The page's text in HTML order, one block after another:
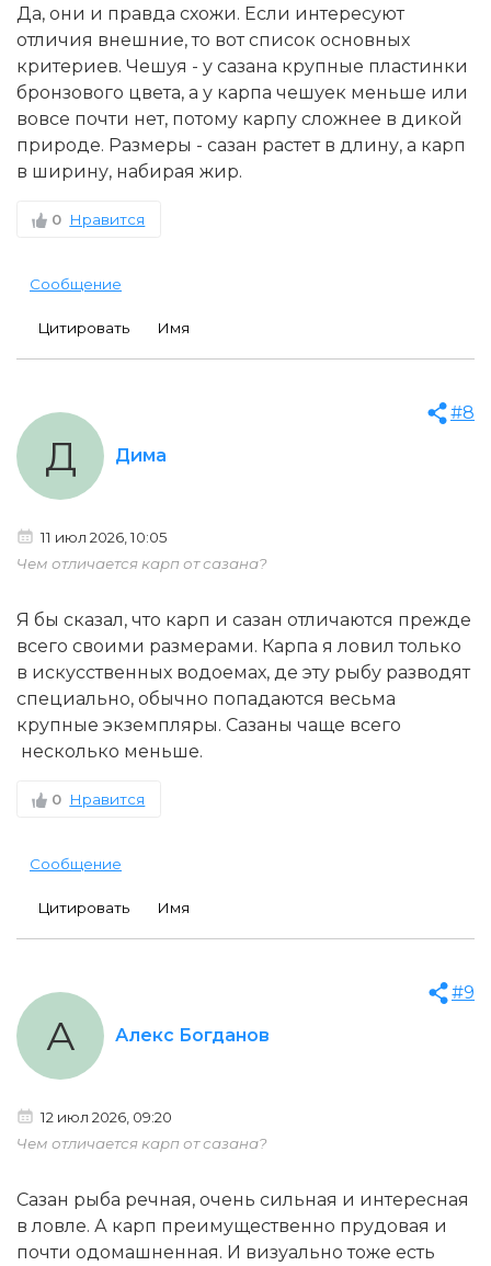
Да, они и правда схожи. Если интересуют
отличия внешние, то вот список основных
критериев. Чешуя - у сазана крупные пластинки
бронзового цвета, а у карпа чешуек меньше или
вовсе почти нет, потому карпу сложнее в дикой
природе. Размеры - сазан растет в длину, а карп
в ширину, набирая жир.
0 Нравится
Сообщение
Цитировать Имя
Дима
Д
#8
11 июл 2026, 10:05
Чем отличается карп от сазана?
Я бы сказал, что карп и сазан отличаются прежде
всего своими размерами. Карпа я ловил только
в искусственных водоемах, де эту рыбу разводят
специально, обычно попадаются весьма
крупные экземпляры. Сазаны чаще всего
несколько меньше.
0 Нравится
Сообщение
Цитировать Имя
Алекс Богданов
А
#9
12 июл 2026, 09:20
Чем отличается карп от сазана?
Сазан рыба речная, очень сильная и интересная
в ловле. А карп преимущественно прудовая и
почти одомашненная. И визуально тоже есть